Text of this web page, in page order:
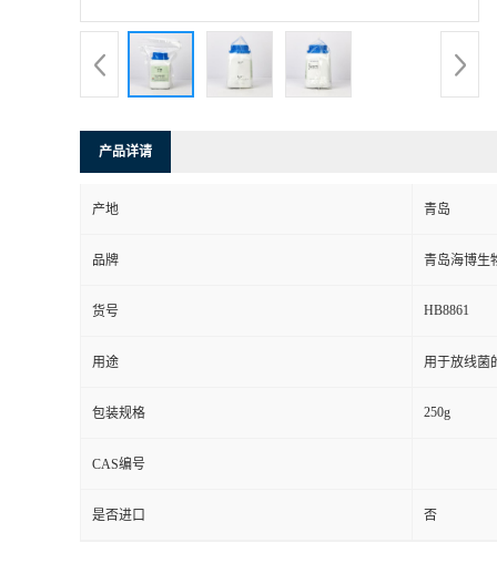
产品详请
产地 青岛
品牌 青岛海博生
货号 HB8861
用途 用于放线菌
包装规格 250g
CAS编号
是否进口 否